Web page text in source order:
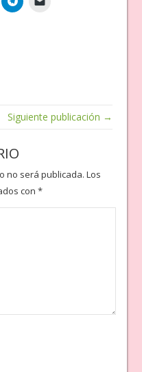
Siguiente publicación →
no será publicada. Los
con *